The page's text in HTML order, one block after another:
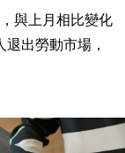
與上月相比變化
出勞動市場，